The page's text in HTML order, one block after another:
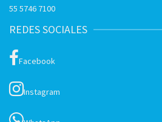
55 5746 7100
REDES SOCIALES
Facebook
Instagram